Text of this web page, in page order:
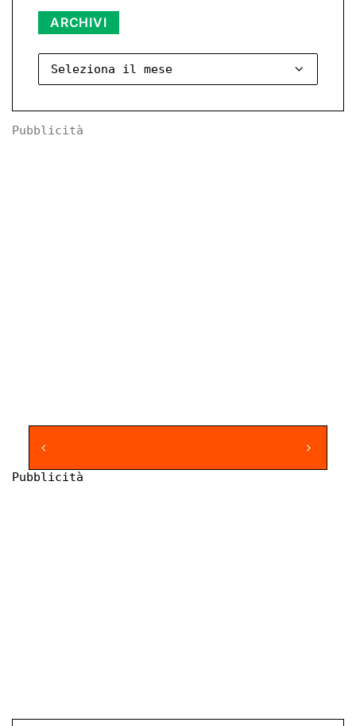
ARCHIVI
Pubblicità
Pubblicità